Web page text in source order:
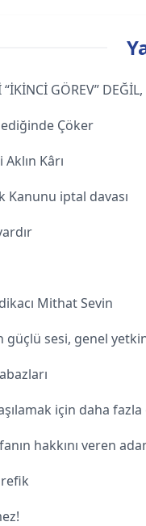
GÖREV”
Çöker
Kârı
iptal davası
Mithat Sevin
güçlü sesi, genel
için daha
hakkını veren